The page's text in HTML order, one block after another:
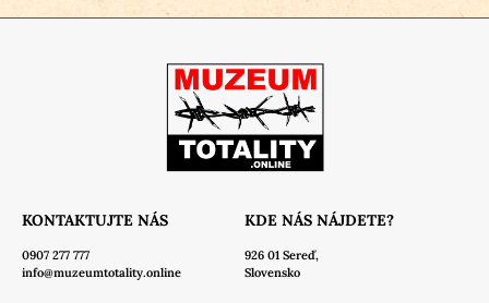
KONTAKTUJTE NÁS
0907 277 777
info@muzeumtotality.online
KDE NÁS NÁJDETE?
926 01 Sereď,
Slovensko